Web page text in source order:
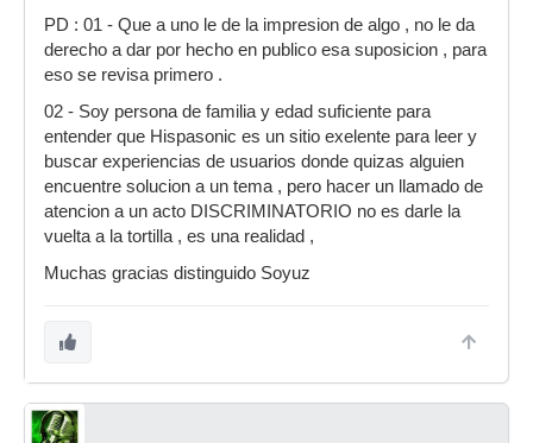
PD : 01 - Que a uno le de la impresion de algo , no le da
derecho a dar por hecho en publico esa suposicion , para
eso se revisa primero .
02 - Soy persona de familia y edad suficiente para
entender que Hispasonic es un sitio exelente para leer y
buscar experiencias de usuarios donde quizas alguien
encuentre solucion a un tema , pero hacer un llamado de
atencion a un acto DISCRIMINATORIO no es darle la
vuelta a la tortilla , es una realidad ,
Muchas gracias distinguido Soyuz